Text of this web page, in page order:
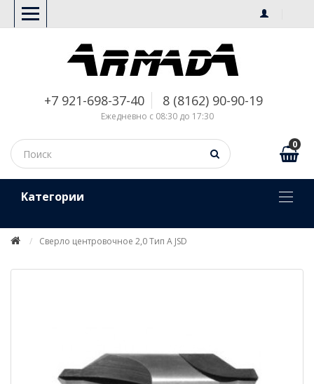
+7 921-698-37-40 8 (8162) 90-90-19
Ежедневно с 08:30 до 17:30
0
Kатегории
Сверло центровочное 2,0 Тип А JSD